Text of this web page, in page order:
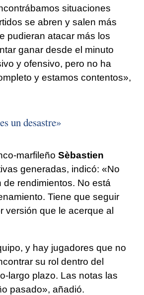
situaciones
se abren y salen más
pudieran atacar más los
ganar desde el minuto
y ofensivo, pero no ha
y estamos contentos»,
un desastre»
marfileño Sèbastien
generadas, indicó: «No
rendimientos. No está
Tiene que seguir
versión que le acerque al
y hay jugadores que no
su rol dentro del
largo plazo. Las notas las
pasado», añadió.